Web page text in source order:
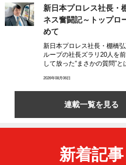
新日本プロレス社長・
ネス奮闘記～トップロ
めて
新日本プロレス社長・棚橋
ループの社長ズラリ20人を
して放った“まさかの質問”と
2026年08月06日
連載一覧を見る
新着記事